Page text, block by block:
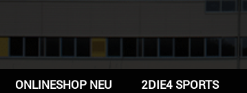
ONLINESHOP NEU 2DIE4 SPORTS